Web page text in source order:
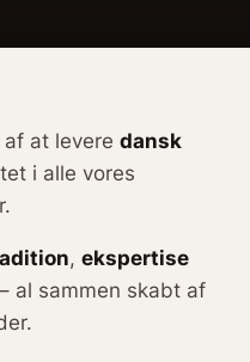
at levere dansk
i alle vores
, ekspertise
– al sammen skabt af